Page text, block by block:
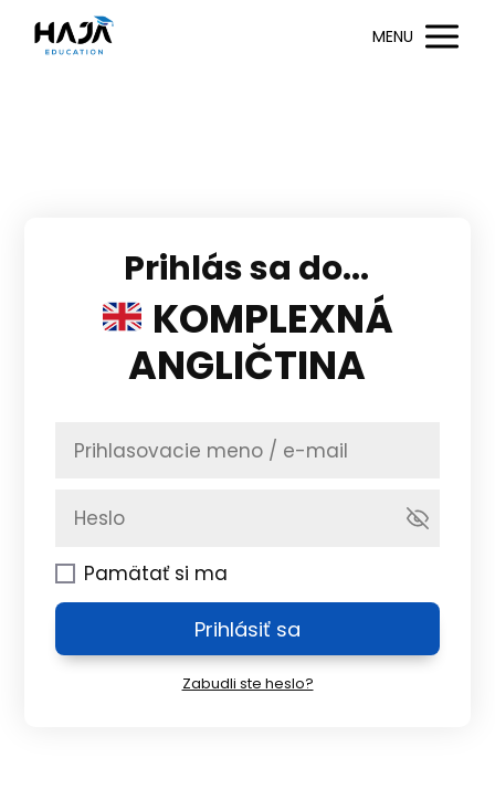
MENU
Prihlás sa do...
KOMPLEXNÁ
ANGLIČTINA
Pamätať si ma
Prihlásiť sa
Zabudli ste heslo?